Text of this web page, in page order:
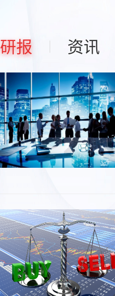
研报 资讯